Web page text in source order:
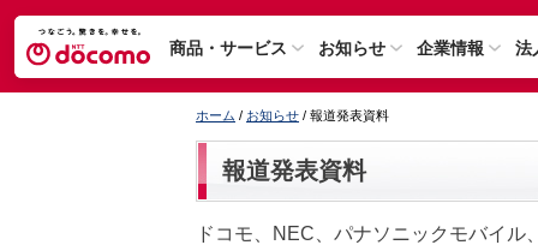
商品・サービス お知らせ 企業情報 法
ホーム / お知らせ / 報道発表資料
報道発表資料
ドコモ、NEC、パナソニックモバイ